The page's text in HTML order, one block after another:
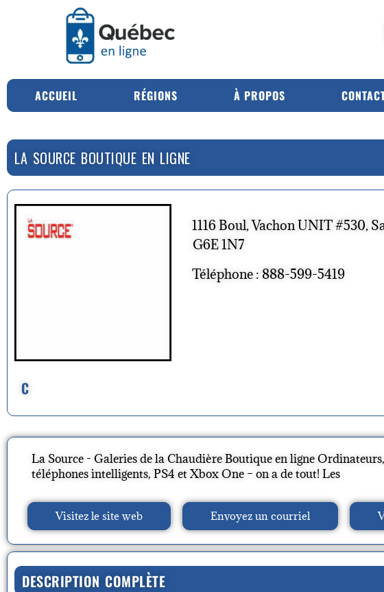
ACCUEIL RÉGIONS À PROPOS
LA SOURCE BOUTIQUE EN LIGNE
C
1116 Boul, Vachon UNIT #530,
G6E 1N7
Téléphone : 888-599-5419
La Source - Galeries de la Chaudière Boutique en ligne
téléphones intelligents, PS4 et Xbox One – on a de tout! Les
Visitez le site web Envoyez un courriel
DESCRIPTION COMPLÈTE